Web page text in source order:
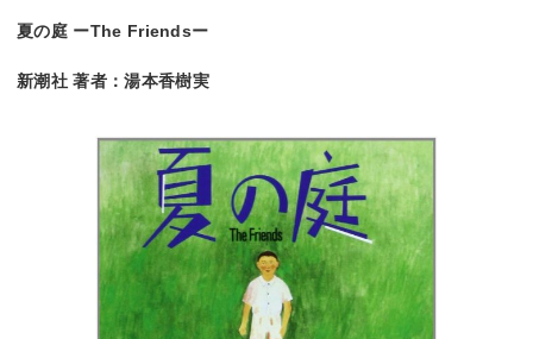
夏の庭 ーThe Friendsー
新潮社 著者：湯本香樹実